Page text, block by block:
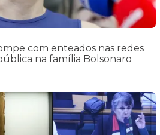
com enteados nas redes
na família Bolsonaro